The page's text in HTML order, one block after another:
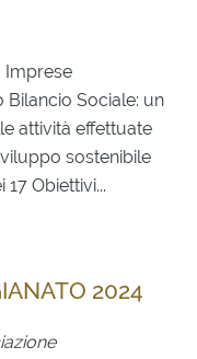
Imprese
Sociale: un
attività effettuate
sostenibile
Obiettivi...
2024